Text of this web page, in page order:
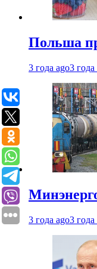
Польша
3 года ago3 года
3 года ago3 года